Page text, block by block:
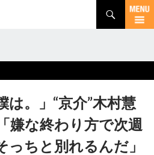
は。」“京介”木村慧
嫌な終わり方で次週
っちと別れるんだ」